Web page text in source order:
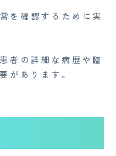
を確認するために実
者の詳細な病歴や臨
があります。